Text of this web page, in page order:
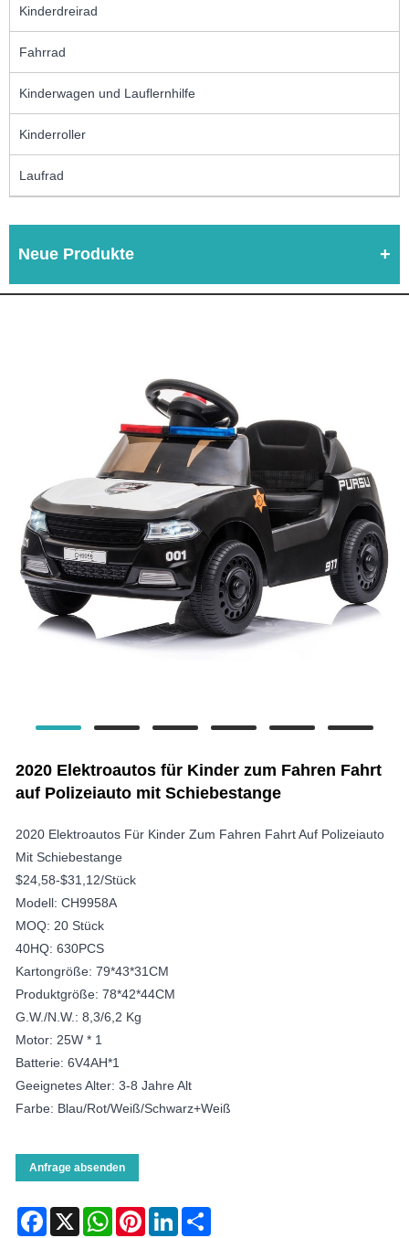
Kinderdreirad
Fahrrad
Kinderwagen und Lauflernhilfe
Kinderroller
Laufrad
Neue Produkte
2020 Elektroautos für Kinder zum Fahren Fahrt
auf Polizeiauto mit Schiebestange
2020 Elektroautos Für Kinder Zum Fahren Fahrt Auf Polizeiauto
Mit Schiebestange
$24,58-$31,12/Stück
Modell: CH9958A
MOQ: 20 Stück
40HQ: 630PCS
Kartongröße: 79*43*31CM
Produktgröße: 78*42*44CM
G.W./N.W.: 8,3/6,2 Kg
Motor: 25W * 1
Batterie: 6V4AH*1
Geeignetes Alter: 3-8 Jahre Alt
Farbe: Blau/Rot/Weiß/Schwarz+Weiß
Anfrage absenden
Facebook
X WhatsAppPinterestLinkedIn